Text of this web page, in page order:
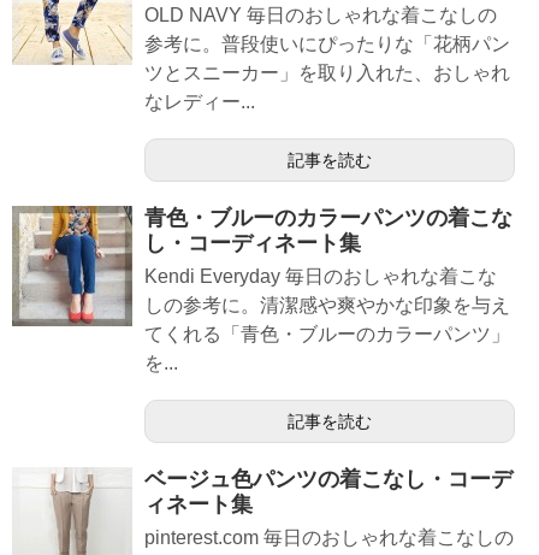
OLD NAVY 毎日のおしゃれな着こなしの
参考に。普段使いにぴったりな「花柄パン
ツとスニーカー」を取り入れた、おしゃれ
なレディー...
記事を読む
青色・ブルーのカラーパンツの着こな
し・コーディネート集
Kendi Everyday 毎日のおしゃれな着こな
しの参考に。清潔感や爽やかな印象を与え
てくれる「青色・ブルーのカラーパンツ」
を...
記事を読む
ベージュ色パンツの着こなし・コーデ
ィネート集
pinterest.com 毎日のおしゃれな着こなしの